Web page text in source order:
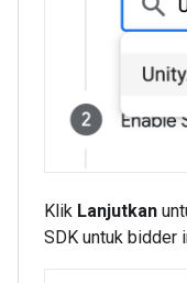
Klik Lanjutkan
SDK untuk bidder